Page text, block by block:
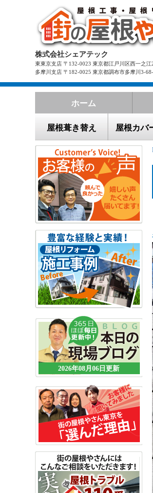
株式会社シェアテック
東東京支店 〒132-0023 東京都江戸川区西一之
多摩川支店 〒182-0025 東京都調布市多摩川3-
ホーム
屋根葺き替え 屋根カバ
2026年08月06日更新